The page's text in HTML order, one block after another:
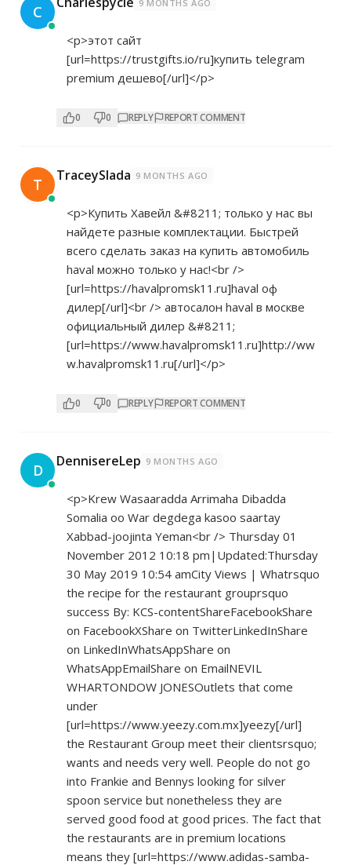
C 9 MONTHS AGO
<p>этот сайт
[url=https://trustgifts.io/ru]купить telegram
premium дешево[/url]</p>
0 0 REPLY REPORT COMMENT
T TraceySlada 9 MONTHS AGO
<p>Купить Хавейл &#8211; только у нас вы
найдете разные комплектации. Быстрей
всего сделать заказ на купить автомобиль
haval можно только у нас!<br />
[url=https://havalpromsk11.ru]haval оф
дилер[/url]<br /> автосалон haval в москве
официальный дилер &#8211;
[url=https://www.havalpromsk11.ru]http://ww
w.havalpromsk11.ru[/url]</p>
0 0 REPLY REPORT COMMENT
D DennisereLep 9 MONTHS AGO
<p>Krew Wasaaradda Arrimaha Dibadda
Somalia oo War degdega kasoo saartay
Xabbad-joojinta Yeman<br /> Thursday 01
November 2012 10:18 pm|Updated:Thursday
30 May 2019 10:54 amCity Views | Whatrsquo
the recipe for the restaurant grouprsquo
success By: KCS-contentShareFacebookShare
on FacebookXShare on TwitterLinkedInShare
on LinkedInWhatsAppShare on
WhatsAppEmailShare on EmailNEVIL
WHARTONDOW JONESOutlets that come
under
[url=https://www.yeezy.com.mx]yeezy[/url]
the Restaurant Group meet their clientsrsquo;
wants and needs very well. People do not go
into Frankie and Bennys looking for silver
spoon service but nonetheless they are
served good food at good prices. The fact that
the restaurants are in premium locations
means they [url=https://www.adidas-samba-